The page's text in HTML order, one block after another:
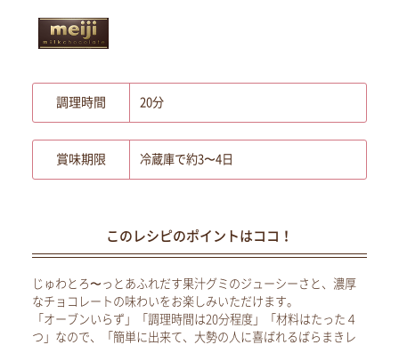
調理時間 20分
賞味期限 冷蔵庫で約3〜4日
このレシピのポイントはココ！
じゅわとろ〜っとあふれだす果汁グミのジューシーさと、濃厚
なチョコレートの味わいをお楽しみいただけます。
「オーブンいらず」「調理時間は20分程度」「材料はたった４
つ」なので、「簡単に出来て、大勢の人に喜ばれるばらまきレ